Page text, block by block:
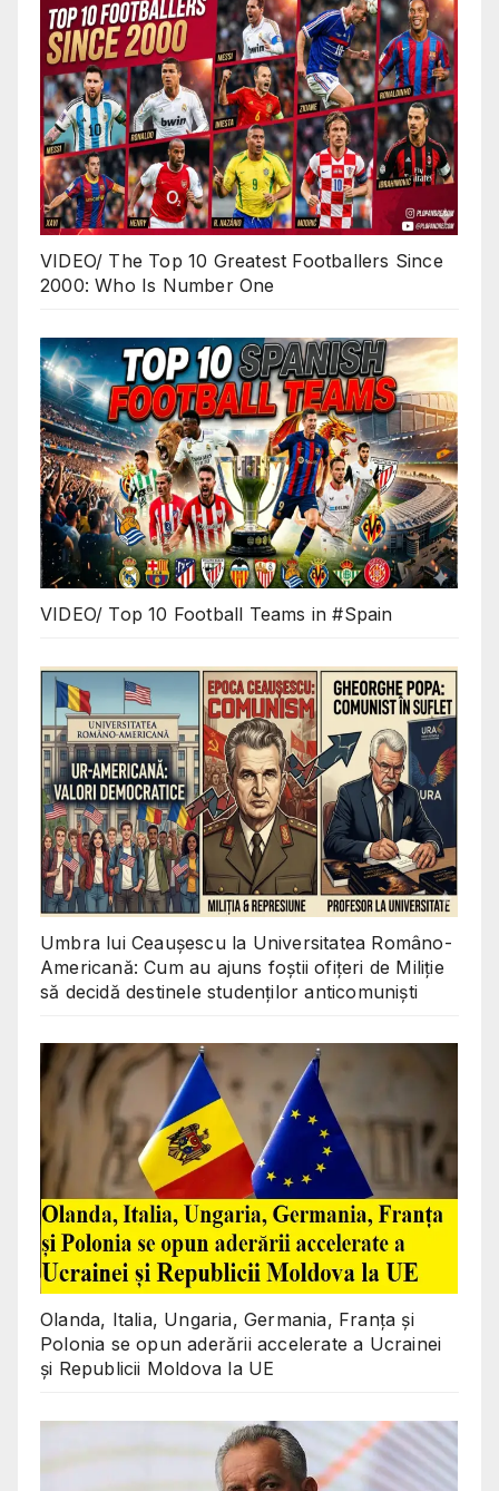
VIDEO/ The Top 10 Greatest Footballers Since
2000: Who Is Number One
VIDEO/ Top 10 Football Teams in #Spain
Umbra lui Ceaușescu la Universitatea Româno-
Americană: Cum au ajuns foștii ofițeri de Miliție
să decidă destinele studenților anticomuniști
Olanda, Italia, Ungaria, Germania, Franța și
Polonia se opun aderării accelerate a Ucrainei
și Republicii Moldova la UE